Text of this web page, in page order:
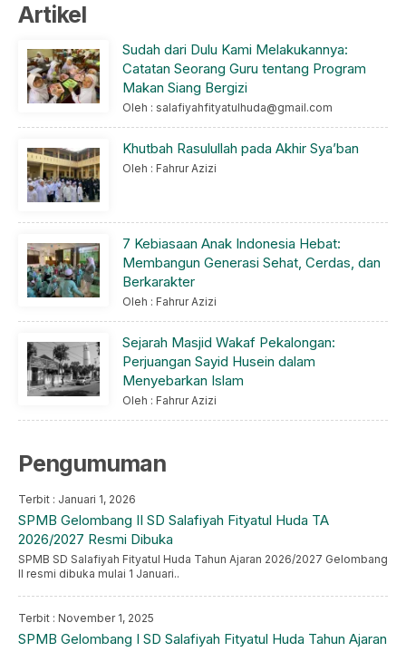
Artikel
Sudah dari Dulu Kami Melakukannya:
Catatan Seorang Guru tentang Program
Makan Siang Bergizi
Oleh : salafiyahfityatulhuda@gmail.com
Khutbah Rasulullah pada Akhir Sya’ban
Oleh : Fahrur Azizi
7 Kebiasaan Anak Indonesia Hebat:
Membangun Generasi Sehat, Cerdas, dan
Berkarakter
Oleh : Fahrur Azizi
Sejarah Masjid Wakaf Pekalongan:
Perjuangan Sayid Husein dalam
Menyebarkan Islam
Oleh : Fahrur Azizi
Pengumuman
Terbit : Januari 1, 2026
SPMB Gelombang II SD Salafiyah Fityatul Huda TA
2026/2027 Resmi Dibuka
SPMB SD Salafiyah Fityatul Huda Tahun Ajaran 2026/2027 Gelombang
II resmi dibuka mulai 1 Januari..
Terbit : November 1, 2025
SPMB Gelombang I SD Salafiyah Fityatul Huda Tahun Ajaran